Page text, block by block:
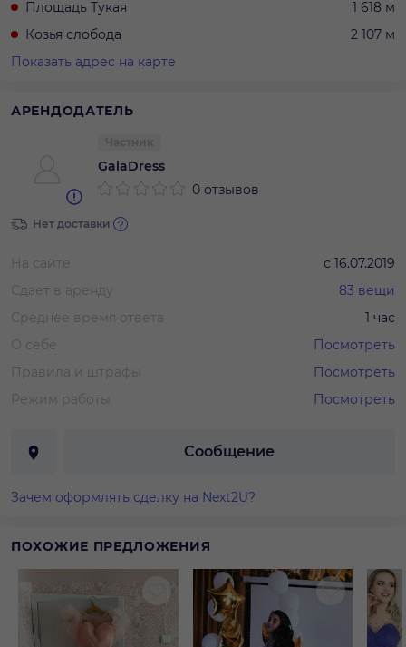
Площадь Тукая
1 618 м
Козья слобода
2 107 м
Показать адрес на карте
АРЕНДОДАТЕЛЬ
GalaDress
0 отзывов
Нет доставки
На сайте с 16.07.2019
Сдает в аренду
83 вещи
Среднее время ответа
1 час
О себе
Посмотреть
Правила и штрафы
Посмотреть
Режим работы
Посмотреть
Сообщение
Зачем оформлять сделку на Next2U?
ПОХОЖИЕ ПРЕДЛОЖЕНИЯ